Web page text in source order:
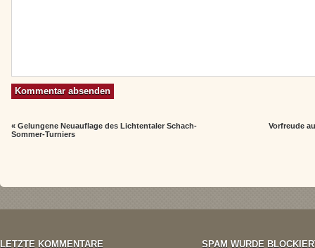
«Gelungene Neuauflage des Lichtentaler Schach-
Sommer-Turniers
Vorfreude
LETZTE KOMMENTARE SPAM WURDE